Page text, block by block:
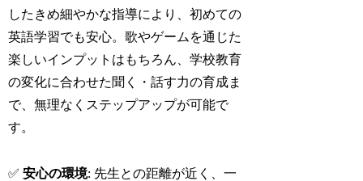
したきめ細やかな指導により、初めての
英語学習でも安心。歌やゲームを通じた
楽しいインプットはもちろん、学校教育
の変化に合わせた聞く・話す力の育成ま
で、無理なくステップアップが可能で
す。
✅安心の環境: 先生との距離が近く、一